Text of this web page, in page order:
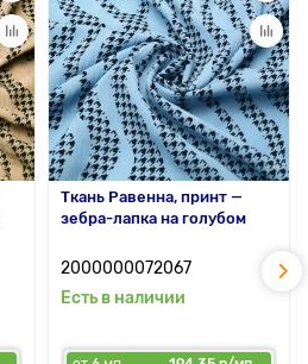
Ткань Равенна, принт —
зебра-лапка на голубом
2000000072067
Есть в наличии